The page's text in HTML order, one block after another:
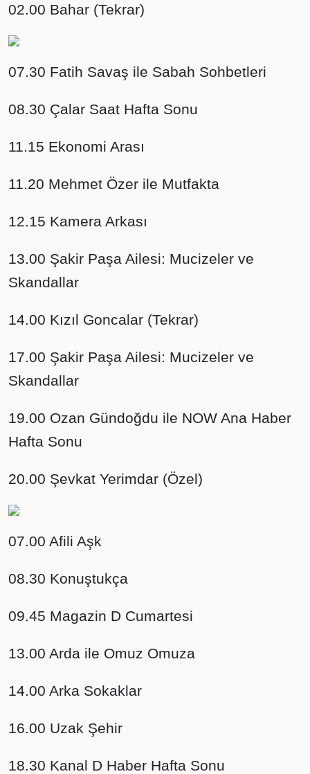
02.00 Bahar (Tekrar)
07.30 Fatih Savaş ile Sabah Sohbetleri
08.30 Çalar Saat Hafta Sonu
11.15 Ekonomi Arası
11.20 Mehmet Özer ile Mutfakta
12.15 Kamera Arkası
13.00 Şakir Paşa Ailesi: Mucizeler ve
Skandallar
14.00 Kızıl Goncalar (Tekrar)
17.00 Şakir Paşa Ailesi: Mucizeler ve
Skandallar
19.00 Ozan Gündoğdu ile NOW Ana Haber
Hafta Sonu
20.00 Şevkat Yerimdar (Özel)
07.00 Afili Aşk
08.30 Konuştukça
09.45 Magazin D Cumartesi
13.00 Arda ile Omuz Omuza
14.00 Arka Sokaklar
16.00 Uzak Şehir
18.30 Kanal D Haber Hafta Sonu